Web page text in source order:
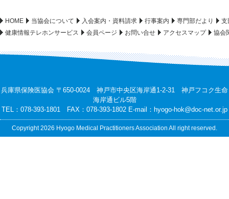
HOME 当協会について 入会案内・資料請求 行事案内 専門部だより
支
健康情報テレホンサービス
会員ページ お問い合せ アクセスマップ 協会
兵庫県保険医協会 〒650-0024 神戸市中央区海岸通1-2-31 神戸フコク生命
海岸通ビル5階
TEL：078-393-1801 FAX：078-393-1802 E-mail： hyogo-hok@doc-net.or.jp
Copyright 2026 Hyogo Medical Practitioners Association All right reserved.